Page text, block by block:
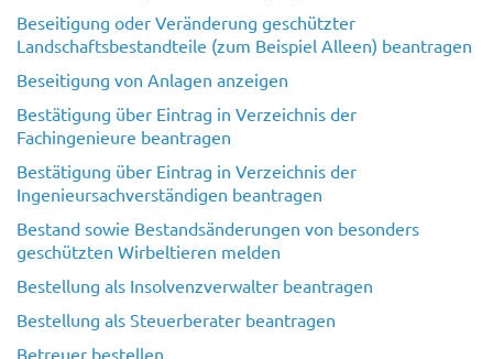
Beseitigung oder Veränderung geschützter
Landschaftsbestandteile (zum Beispiel Alleen) beantragen
Beseitigung von Anlagen anzeigen
Bestätigung über Eintrag in Verzeichnis der
Fachingenieure beantragen
Bestätigung über Eintrag in Verzeichnis der
Ingenieursachverständigen beantragen
Bestand sowie Bestandsänderungen von besonders
geschützten Wirbeltieren melden
Bestellung als Insolvenzverwalter beantragen
Bestellung als Steuerberater beantragen
Betreuer bestellen